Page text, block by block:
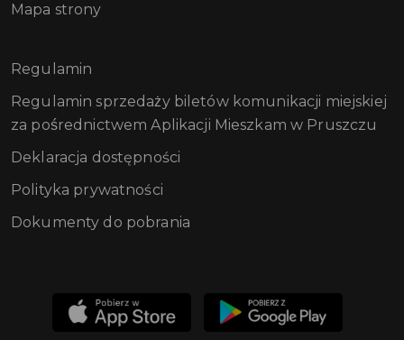
Mapa strony
Regulamin
Regulamin sprzedaży biletów komunikacji miejskiej
za pośrednictwem Aplikacji Mieszkam w Pruszczu
Deklaracja dostępności
Polityka prywatności
Dokumenty do pobrania